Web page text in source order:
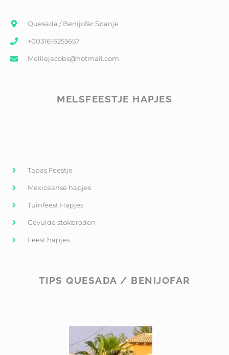
Quesada / Benijofar Spanje
+0031616255657
Melliejacobs@hotmail.com
MELSFEESTJE HAPJES
Tapas Feestje
Mexicaanse hapjes
Tuinfeest Hapjes
Gevulde stokbroden
Feest hapjes
TIPS QUESADA / BENIJOFAR